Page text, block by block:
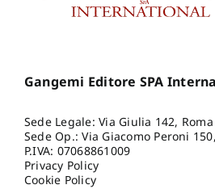
Gangemi Editore SPA
Sede Legale: Via Giulia 142, Roma
Sede Op.: Via Giacomo Peroni
P.IVA: 07068861009
Privacy Policy
Cookie Policy